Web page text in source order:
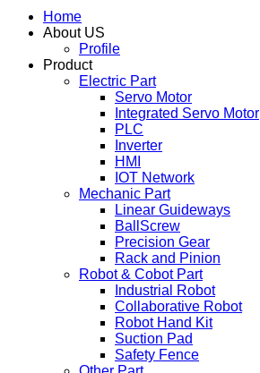
Home
About US
Profile
Product
Electric Part
Servo Motor
Integrated Servo Motor
PLC
Inverter
HMI
IOT Network
Mechanic Part
Linear Guideways
BallScrew
Precision Gear
Rack and Pinion
Robot & Cobot Part
Industrial Robot
Collaborative Robot
Robot Hand Kit
Suction Pad
Safety Fence